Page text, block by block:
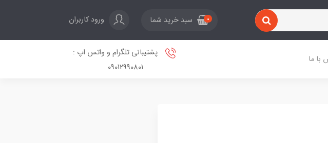
0 سبد خرید شما ورود کاربران
با ما
پشتیبانی تلگرام و واتس اپ :
09012990801